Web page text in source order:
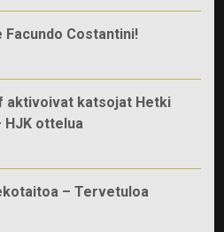
Costantini!
aktivoivat katsojat Hetki
HJK ottelua
– Tervetuloa